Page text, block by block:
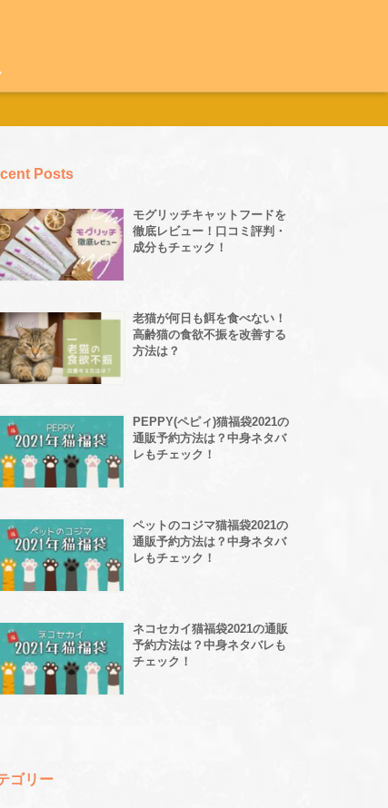
Posts
モグリッチキャットフードを
徹底レビュー！口コミ評判・
成分もチェック！
老猫が何日も餌を食べない！
高齢猫の食欲不振を改善する
方法は？
PEPPY(ペピィ)猫福袋2021の
通販予約方法は？中身ネタバ
レもチェック！
ペットのコジマ猫福袋2021の
通販予約方法は？中身ネタバ
レもチェック！
ネコセカイ猫福袋2021の通販
予約方法は？中身ネタバレも
チェック！
ゴリー